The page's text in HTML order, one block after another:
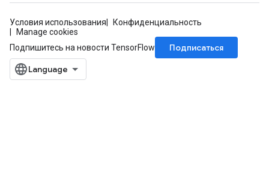
Условия использования
Конфиденциальность
Manage cookies
Подпишитесь на новости TensorFlow
Подписаться